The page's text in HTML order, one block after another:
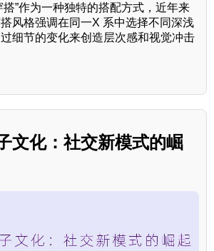
搭”作为一种独特的搭配方式，近年来
风格强调在同一X 系中选择不同深浅
细节的变化来创造层次感和视觉冲击
文化：社交新模式的崛